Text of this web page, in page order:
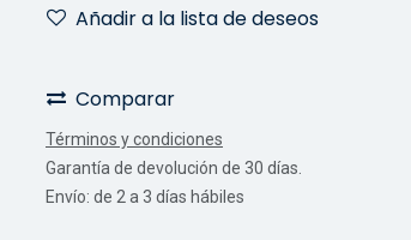
Añadir a la lista de deseos
Comparar
Términos y condiciones
Garantía de devolución de 30 días.
Envío: de 2 a 3 días hábiles